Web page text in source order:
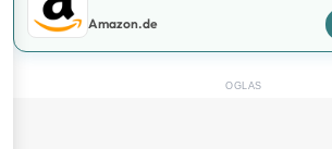
Amazon.de
OGLAS